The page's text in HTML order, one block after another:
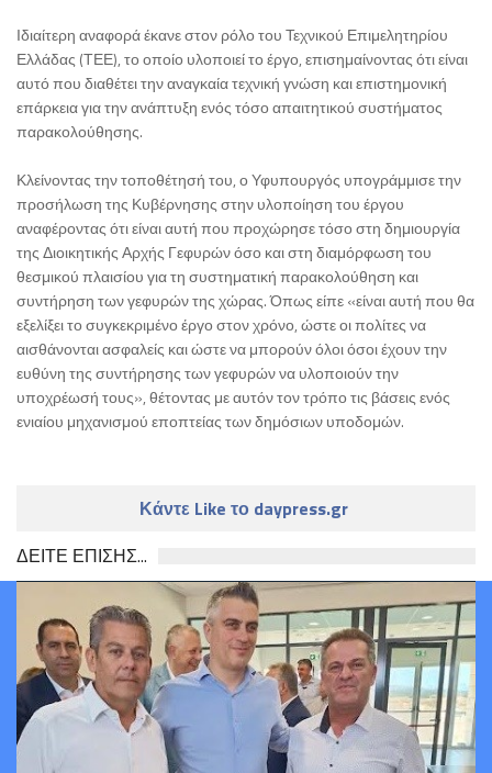
Ιδιαίτερη αναφορά έκανε στον ρόλο του Τεχνικού Επιμελητηρίου
Ελλάδας (ΤΕΕ), το οποίο υλοποιεί το έργο, επισημαίνοντας ότι είναι
αυτό που διαθέτει την αναγκαία τεχνική γνώση και επιστημονική
επάρκεια για την ανάπτυξη ενός τόσο απαιτητικού συστήματος
παρακολούθησης.
Κλείνοντας την τοποθέτησή του, ο Υφυπουργός υπογράμμισε την
προσήλωση της Κυβέρνησης στην υλοποίηση του έργου
αναφέροντας ότι είναι αυτή που προχώρησε τόσο στη δημιουργία
της Διοικητικής Αρχής Γεφυρών όσο και στη διαμόρφωση του
θεσμικού πλαισίου για τη συστηματική παρακολούθηση και
συντήρηση των γεφυρών της χώρας. Όπως είπε «είναι αυτή που θα
εξελίξει το συγκεκριμένο έργο στον χρόνο, ώστε οι πολίτες να
αισθάνονται ασφαλείς και ώστε να μπορούν όλοι όσοι έχουν την
ευθύνη της συντήρησης των γεφυρών να υλοποιούν την
υποχρέωσή τους», θέτοντας με αυτόν τον τρόπο τις βάσεις ενός
ενιαίου μηχανισμού εποπτείας των δημόσιων υποδομών.
Κάντε Like το daypress.gr
ΔΕΙΤΕ ΕΠΙΣΗΣ...